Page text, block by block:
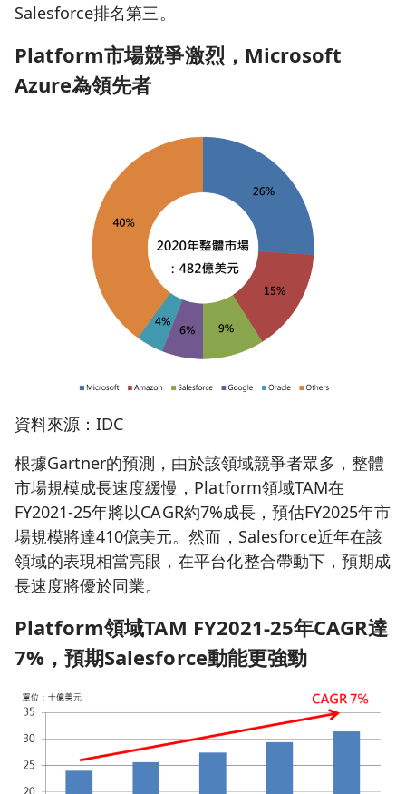
Salesforce排名第三。
Platform市場競爭激烈，Microsoft
Azure為領先者
資料來源：IDC
根據Gartner的預測，由於該領域競爭者眾多，整體
市場規模成長速度緩慢，Platform領域TAM在
FY2021-25年將以CAGR約7%成長，預估FY2025年市
場規模將達410億美元。然而，Salesforce近年在該
領域的表現相當亮眼，在平台化整合帶動下，預期成
長速度將優於同業。
Platform領域TAM FY2021-25年CAGR達
7% ，預期Salesforce動能更強勁